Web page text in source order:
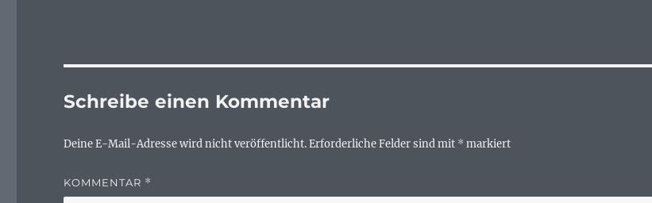
Schreibe einen Kommentar
Deine E-Mail-Adresse wird nicht veröffentlicht.Erforderliche Felder sind mit * markiert
KOMMENTAR *